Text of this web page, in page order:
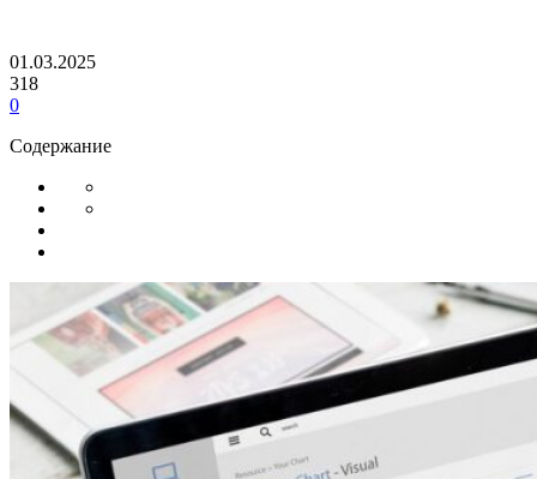
01.03.2025
318
0
Содержание